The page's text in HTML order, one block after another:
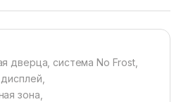
дверца, система No Frost,
зона,